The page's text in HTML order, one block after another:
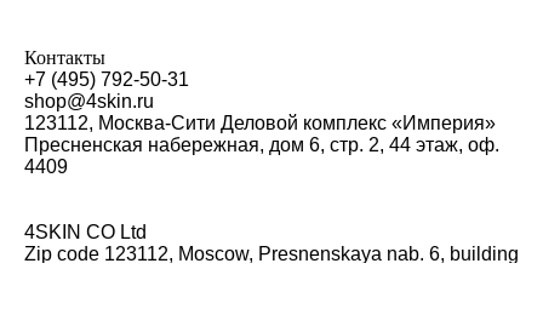
Контакты
+7 (495) 792-50-31
shop@4skin.ru
123112, Москва-Сити Деловой комплекс «Империя»
Пресненская набережная, дом 6, стр. 2, 44 этаж, оф.
4409
4SKIN CO Ltd
Zip code 123112, Moscow, Presnenskaya nab. 6, building